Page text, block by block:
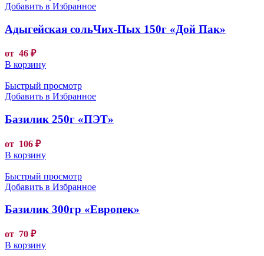
Добавить в Избранное
Адыгейская сольЧих-Пых 150г «Дой Пак»
от 46 ₽
В корзину
Быстрый просмотр
Добавить в Избранное
Базилик 250г «ПЭТ»
от 106 ₽
В корзину
Быстрый просмотр
Добавить в Избранное
Базилик 300гр «Европек»
от 70 ₽
В корзину